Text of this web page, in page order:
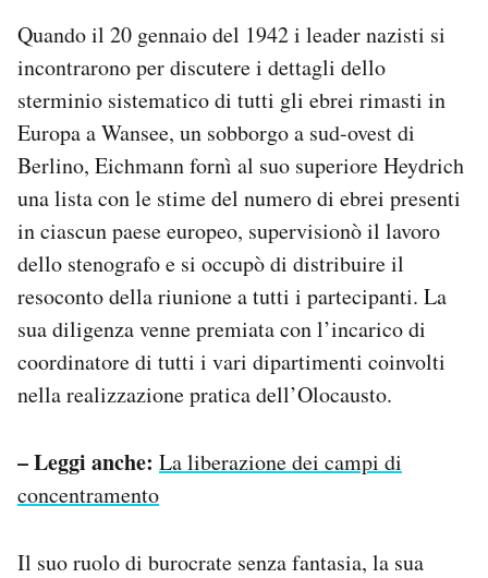
Quando il 20 gennaio del 1942 i leader nazisti si
incontrarono per discutere i dettagli dello
sterminio sistematico di tutti gli ebrei rimasti in
Europa a Wansee, un sobborgo a sud-ovest di
Berlino, Eichmann fornì al suo superiore Heydrich
una lista con le stime del numero di ebrei presenti
in ciascun paese europeo, supervisionò il lavoro
dello stenografo e si occupò di distribuire il
resoconto della riunione a tutti i partecipanti. La
sua diligenza venne premiata con l’incarico di
coordinatore di tutti i vari dipartimenti coinvolti
nella realizzazione pratica dell’Olocausto.
– Leggi anche: La liberazione dei campi di
concentramento
Il suo ruolo di burocrate senza fantasia, la sua